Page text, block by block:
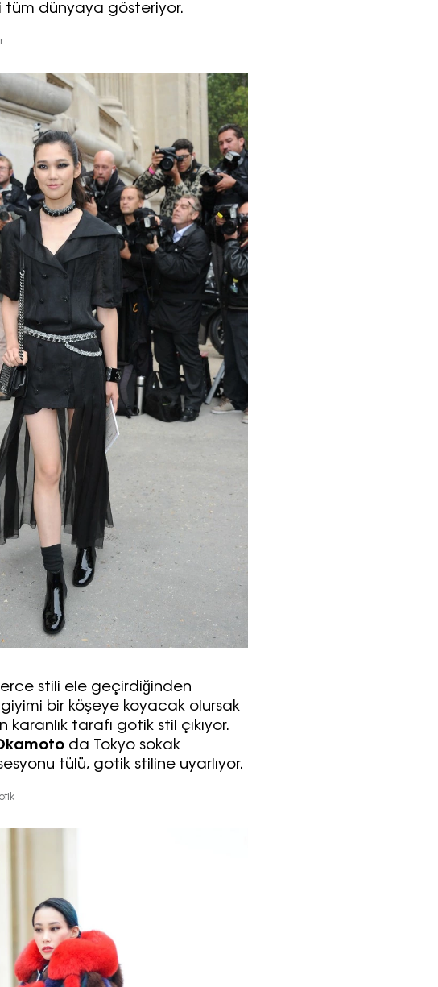
ürün ve hizmetlere ilişkin reklam, tanıtım,
ve e-posta adresi verilerimin işlenmesine açık
veriyorum.
tüm dünyaya gösteriyor.
stili ele geçirdiğinden
bir köşeye koyacak olursak
karanlık tarafı gotik stil çıkıyor.
da Tokyo sokak
tülü, gotik stiline uyarlıyor.